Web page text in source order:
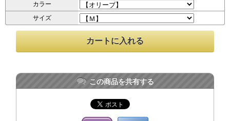
カラー
サイズ
この商品を共有する